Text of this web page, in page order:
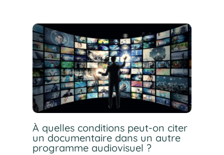
À quelles conditions peut-on citer
un documentaire dans un autre
programme audiovisuel ?